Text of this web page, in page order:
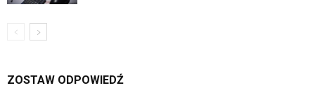
ZOSTAW ODPOWIEDŹ